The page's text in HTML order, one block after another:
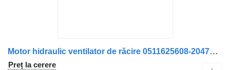
Motor hidraulic ventilator de răcire 0511625608-20479528-31 pentru camion Volvo 20479528 – 0511625608
Preț la cerere